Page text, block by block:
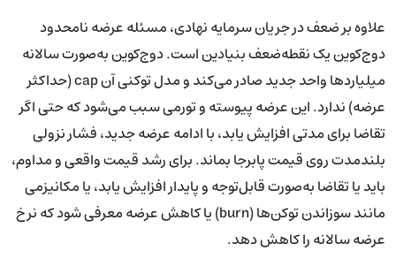
علاوه بر ضعف در جریان سرمایه نهادی، مسئله عرضه نامحدود
دوج‌کوین یک نقطه‌ضعف بنیادین است. دوج‌کوین به‌صورت سالانه
میلیاردها واحد جدید صادر می‌کند و مدل توکنی آن cap (حداکثر
عرضه) ندارد. این عرضه پیوسته و تورمی سبب می‌شود که حتی اگر
تقاضا برای مدتی افزایش یابد، با ادامه عرضه جدید، فشار نزولی
بلندمدت روی قیمت پابرجا بماند. برای رشد قیمت واقعی و مداوم،
باید یا تقاضا به‌صورت قابل‌توجه و پایدار افزایش یابد، یا مکانیزمی
مانند سوزاندن توکن‌ها (burn) یا کاهش عرضه معرفی شود که نرخ
عرضه سالانه را کاهش دهد.